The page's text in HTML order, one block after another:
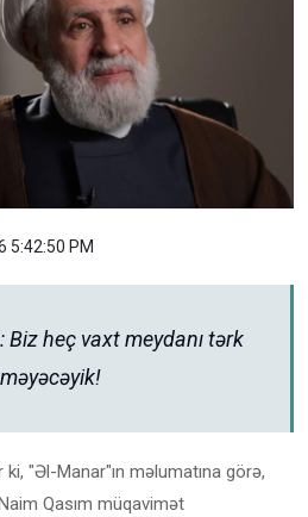
5:42:50 PM
Biz heç vaxt meydanı tərk
ki, "Əl-Manar"ın məlumatına görə,
Qasım müqavimət